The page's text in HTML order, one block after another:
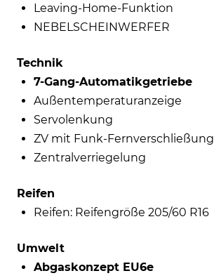
Leaving-Home-Funktion
NEBELSCHEINWERFER
Technik
7-Gang-Automatikgetriebe
Außentemperaturanzeige
Servolenkung
ZV mit Funk-Fernverschließung
Zentralverriegelung
Reifen
Reifen: Reifengröße 205/60 R16
Umwelt
Abgaskonzept EU6e